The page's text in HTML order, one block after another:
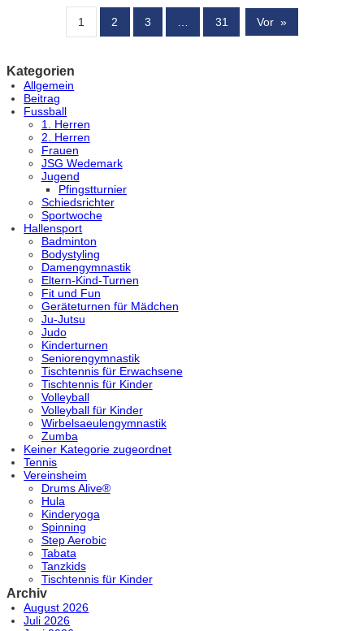
1 2 3 … 31 Vor »
Kategorien
Allgemein
Beitrag
Fussball
1. Herren
2. Herren
Frauen
JSG Wedemark
Jugend
Pfingstturnier
Schiedsrichter
Sportwoche
Hallensport
Badminton
Bodystyling
Damengymnastik
Eltern-Kind-Turnen
Fit und Fun
Geräteturnen für Mädchen
Ju-Jutsu
Judo
Kinderturnen
Seniorengymnastik
Tischtennis für Erwachsene
Tischtennis für Kinder
Volleyball
Volleyball für Kinder
Wirbelsaeulengymnastik
Zumba
Keiner Kategorie zugeordnet
Tennis
Vereinsheim
Drums Alive®
Hula
Kinderyoga
Spinning
Step Aerobic
Tabata
Tanzkids
Tischtennis für Kinder
Archiv
August 2026
Juli 2026